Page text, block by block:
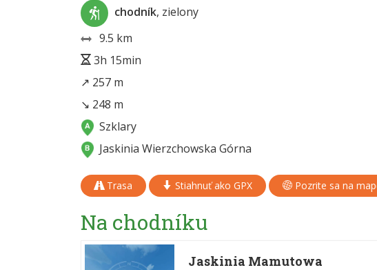
chodník, zielony
9.5 km
3h 15min
↗ 257 m
↘ 248 m
Szklary
Jaskinia Wierzchowska Górna
Trasa Stiahnuť ako GPX Pozrite sa na
Na chodníku
Jaskinia Mamutowa